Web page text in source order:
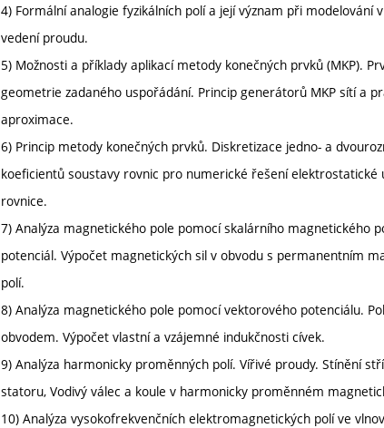
4) Formální analogie fyzikálních polí a její význam při
vedení proudu.
5) Možnosti a příklady aplikací metody konečných prvků (MKP).
geometrie zadaného uspořádání. Princip generátorů MKP sítí a
aproximace.
6) Princip metody konečných prvků. Diskretizace jedno- a
koeficientů soustavy rovnic pro numerické řešení
rovnice.
7) Analýza magnetického pole pomocí skalárního magnetického
potenciál. Výpočet magnetických sil v obvodu s permanentním
polí.
8) Analýza magnetického pole pomocí vektorového potenciálu.
obvodem. Výpočet vlastní a vzájemné indukčnosti cívek.
9) Analýza harmonicky proměnných polí. Vířivé proudy. Stínění
statoru, Vodivý válec a koule v harmonicky proměnném
10) Analýza vysokofrekvenčních elektromagnetických polí ve